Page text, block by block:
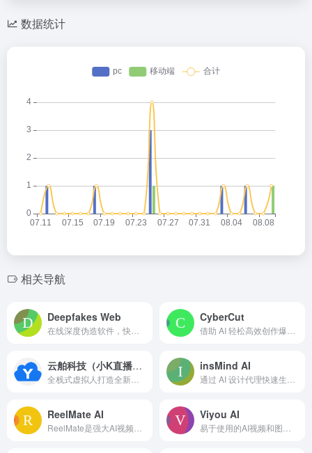
数据统计
相关导航
Deepfakes Web CyberCut
云舶科技（小K直播姬） insMind AI
ReelMate AI Viyou AI